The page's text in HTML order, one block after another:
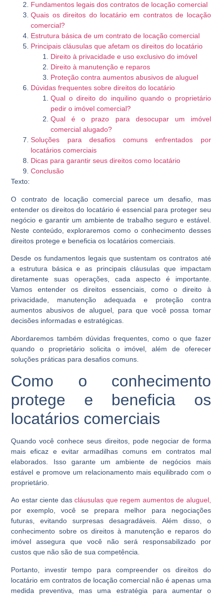
Fundamentos legais dos contratos de locação comercial
Quais os direitos do locatário em contratos de locação
comercial?
Estrutura básica de um contrato de locação comercial
Principais cláusulas que afetam os direitos do locatário
Direito à privacidade e uso exclusivo do imóvel
Direito à manutenção e reparos
Proteção contra aumentos abusivos de aluguel
Dúvidas frequentes sobre direitos do locatário
Qual o direito do inquilino quando o proprietário
pedir o imóvel comercial?
Qual é o prazo para desocupar um imóvel
comercial alugado?
Soluções para desafios comuns enfrentados por
locatários comerciais
Dicas para garantir seus direitos como locatário
Conclusão
Texto:
O contrato de locação comercial parece um desafio, mas
entender os direitos do locatário é essencial para proteger seu
negócio e garantir um ambiente de trabalho seguro e estável.
Neste conteúdo, exploraremos como o conhecimento desses
direitos protege e beneficia os locatários comerciais.
Desde os fundamentos legais que sustentam os contratos até
a estrutura básica e as principais cláusulas que impactam
diretamente suas operações, cada aspecto é importante.
Vamos entender os direitos essenciais, como o direito à
privacidade, manutenção adequada e proteção contra
aumentos abusivos de aluguel, para que você possa tomar
decisões informadas e estratégicas.
Abordaremos também dúvidas frequentes, como o que fazer
quando o proprietário solicita o imóvel, além de oferecer
soluções práticas para desafios comuns.
Como o conhecimento
protege e beneficia os
locatários comerciais
Quando você conhece seus direitos, pode negociar de forma
mais eficaz e evitar armadilhas comuns em contratos mal
elaborados. Isso garante um ambiente de negócios mais
estável e promove um relacionamento mais equilibrado com o
proprietário.
Ao estar ciente dascláusulas que regem aumentos de aluguel,
por exemplo, você se prepara melhor para negociações
futuras, evitando surpresas desagradáveis. Além disso, o
conhecimento sobre os direitos à manutenção e reparos do
imóvel assegura que você não será responsabilizado por
custos que não são de sua competência.
Portanto, investir tempo para compreender os direitos do
locatário em contratos de locação comercial não é apenas uma
medida preventiva, mas uma estratégia para aumentar o